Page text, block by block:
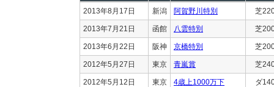
2013年8月17日 新潟 阿賀野川特別 芝
2013年7月21日 函館 八雲特別 芝
2013年6月22日 阪神 京橋特別 芝
2012年5月27日 東京 青嵐賞 芝
2012年5月12日 東京 4歳上1000万下 ダ